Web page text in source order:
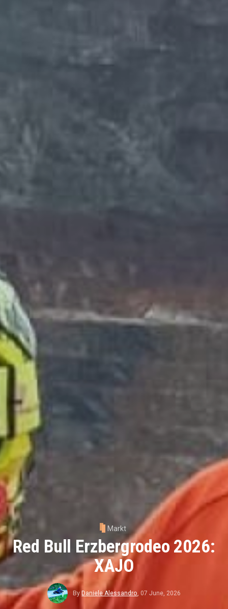
Markt
Red Bull Erzbergrodeo 2026:
XAJO
By Daniele Alessandro,07 June, 2026